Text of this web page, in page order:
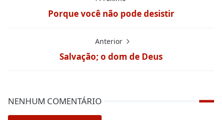
Porque você não pode desistir
Anterior
Salvação; o dom de Deus
NENHUM COMENTÁRIO